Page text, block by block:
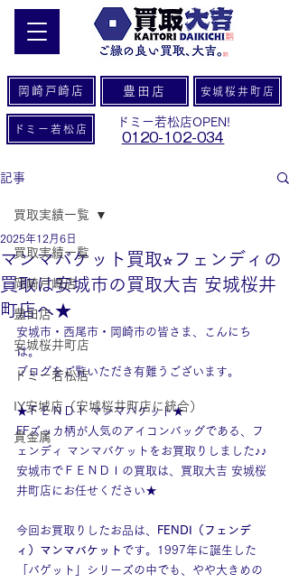
岡崎戸崎店 豊田店 安城桜井町店
ドミー若松店
ドミー若松店OPEN!
0120-102-034
記事
買取実績一覧
岡崎戸崎店
豊田店
安城桜井町店
ドミー若松店
IY安城店（安城桜井町店に統合）
貴金属
買取実績一覧
マンマバケット買取⭐︎フェンディの
買取は安城市の買取大吉 安城桜井
町店へ★
2025年12月6日
安城市・西尾市・岡崎市の皆さま、こんにち
は。
ブログをご覧いただき有難うございます。
★ＦＥＮＤＩ マンマバケット★
FFズッカ柄が人気のアイコンバッグである、フ
ェンディ マンマバケットをお買取りしました♪♪
安城市でＦＥＮＤＩの買取は、買取大吉 安城桜
井町店にお任せください★
今回お買取りしたお品は、
FENDI（フェンデ
ィ）マンマバケット です。1997年に誕生した
「バゲット」シリーズの中でも、やや大きめの